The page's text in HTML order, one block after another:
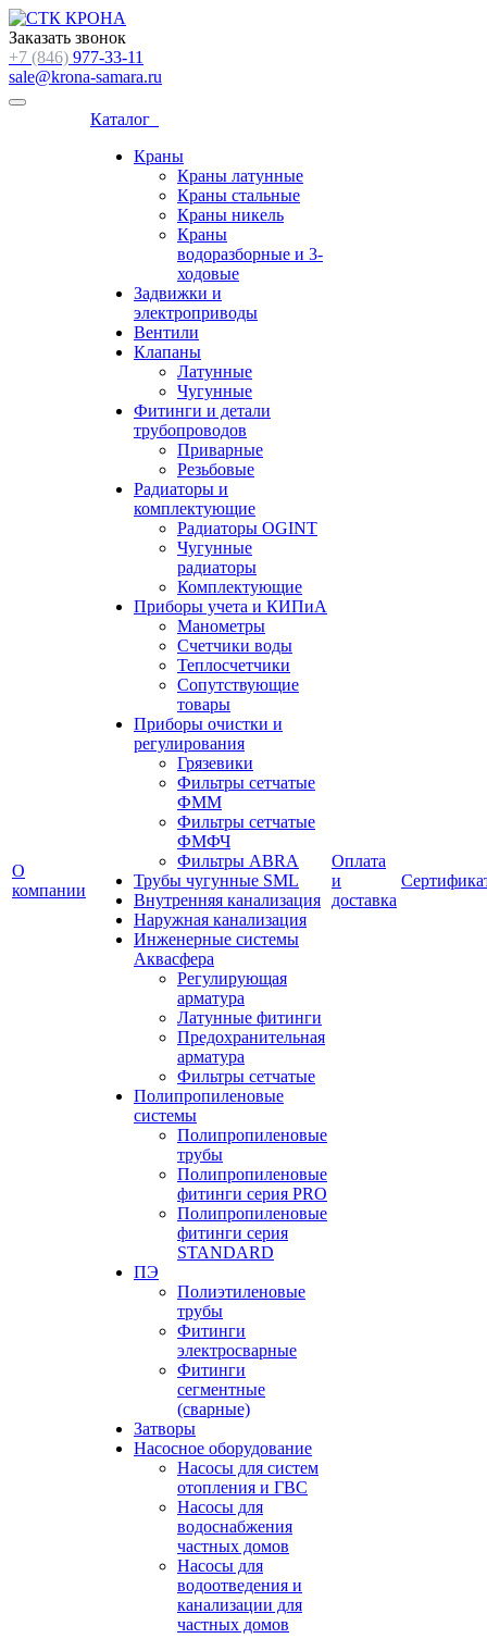
Заказать звонок
+7 (846) 977-33-11
sale@krona-samara.ru
О
компании
Каталог
Краны
Краны латунные
Краны стальные
Краны никель
Краны
водоразборные и 3-
ходовые
Задвижки и
электроприводы
Вентили
Клапаны
Латунные
Чугунные
Фитинги и детали
трубопроводов
Приварные
Резьбовые
Радиаторы и
комплектующие
Радиаторы OGINT
Чугунные
радиаторы
Комплектующие
Приборы учета и КИПиА
Манометры
Счетчики воды
Теплосчетчики
Сопутствующие
товары
Приборы очистки и
регулирования
Грязевики
Фильтры сетчатые
ФММ
Фильтры сетчатые
ФМФЧ
Фильтры ABRA
Трубы чугунные SML
Внутренняя канализация
Наружная канализация
Инженерные системы
Аквасфера
Регулирующая
арматура
Латунные фитинги
Предохранительная
арматура
Фильтры сетчатые
Полипропиленовые
системы
Полипропиленовые
трубы
Полипропиленовые
фитинги серия PRO
Полипропиленовые
фитинги серия
STANDARD
ПЭ
Полиэтиленовые
трубы
Фитинги
электросварные
Фитинги
сегментные
(сварные)
Затворы
Насосное оборудование
Насосы для систем
отопления и ГВС
Насосы для
водоснабжения
частных домов
Насосы для
водоотведения и
канализации для
частных домов
Оплата
и
доставка